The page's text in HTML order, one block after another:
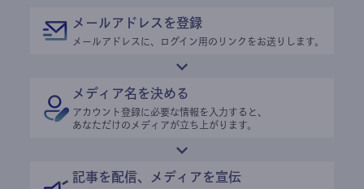
メールアドレスを登録
メールアドレスに、ログイン用のリンクをお送りします。
メディア名を決める
アカウント登録に必要な情報を入力すると、
あなただけのメディアが立ち上がります。
記事を配信、メディアを宣伝